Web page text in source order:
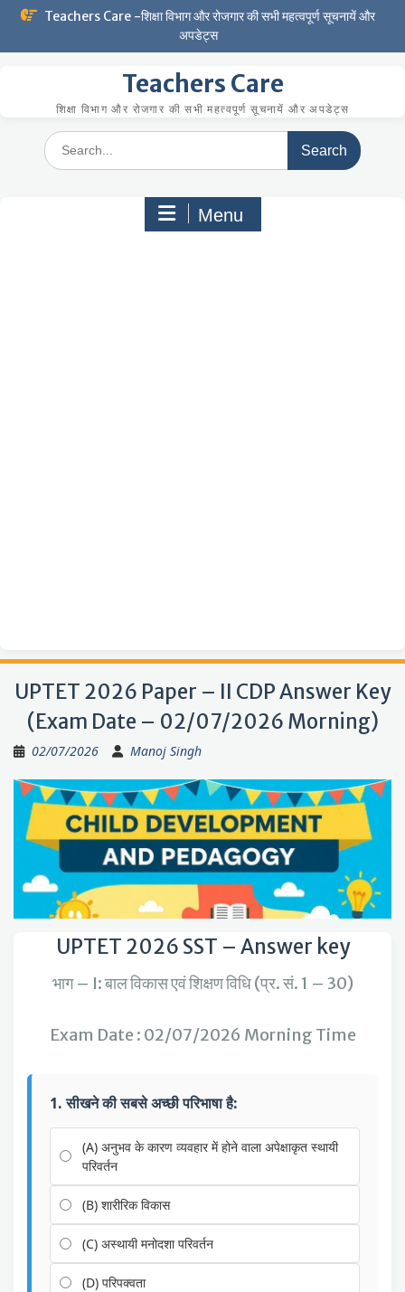
Skip
Teachers Care -शिक्षा विभाग और रोजगार की सभी महत्वपूर्ण सूचनायें और
अपडेट्स
Teachers Care
शिक्षा विभाग और रोजगार की सभी महत्वपूर्ण सूचनायें और अपडेट्स
Search
for:
Menu
UPTET 2026 Paper – II CDP Answer Key
(Exam Date – 02/07/2026 Morning)
02/07/2026 Manoj Singh
UPTET 2026 SST – Answer key
भाग – I: बाल विकास एवं शिक्षण विधि (प्र. सं. 1 – 30)
Exam Date : 02/07/2026 Morning Time
1. सीखने की सबसे अच्छी परिभाषा है:
(A) अनुभव के कारण व्यवहार में होने वाला अपेक्षाकृत स्थायी
परिवर्तन
(B) शारीरिक विकास
(C) अस्थायी मनोदशा परिवर्तन
(D) परिपक्वता